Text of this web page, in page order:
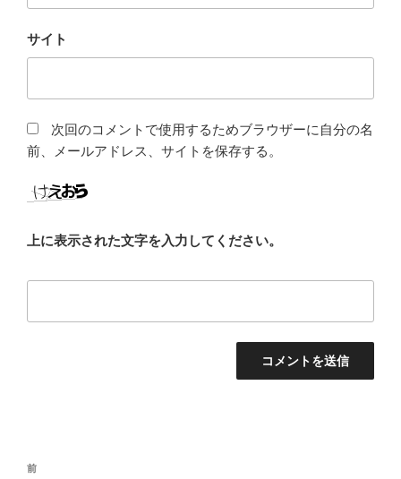
サイト
次回のコメントで使用するためブラウザーに自分の名
前、メールアドレス、サイトを保存する。
上に表示された文字を入力してください。
投
前
前